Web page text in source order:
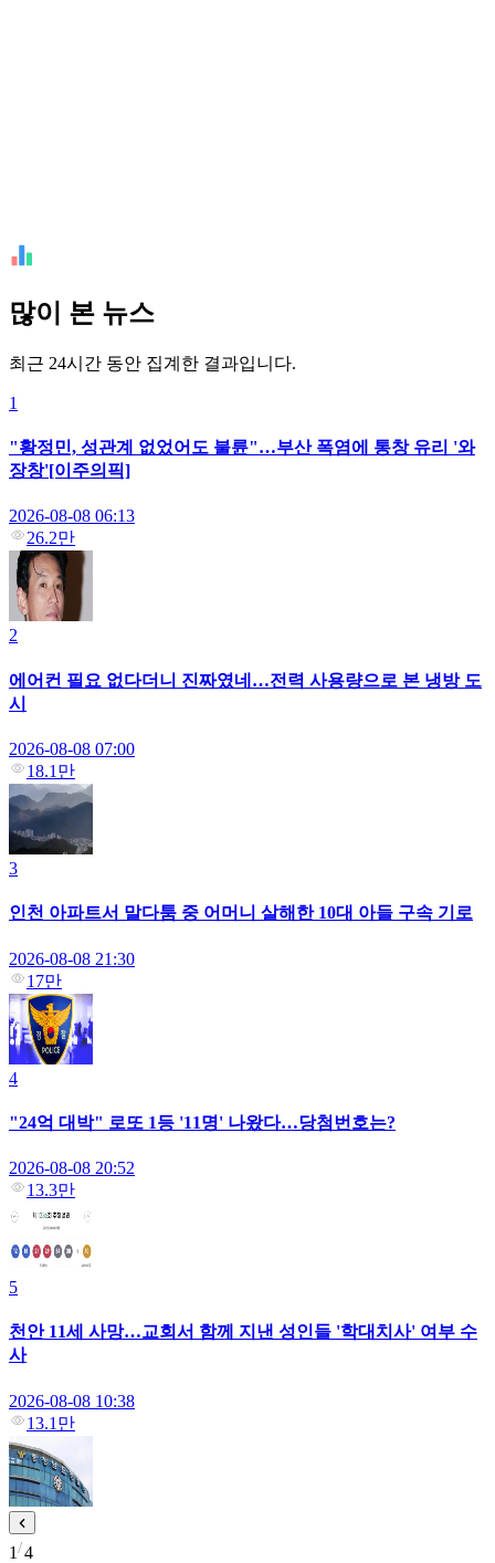
많이 본 뉴스
최근 24시간 동안 집계한 결과입니다.
1
"황정민, 성관계 없었어도 불륜"…부산 폭염에 통창 유리 '와
장창'[이주의픽]
2026-08-08 06:13
26.2만
2
에어컨 필요 없다더니 진짜였네…전력 사용량으로 본 냉방 도
시
2026-08-08 07:00
18.1만
3
인천 아파트서 말다툼 중 어머니 살해한 10대 아들 구속 기로
2026-08-08 21:30
17만
4
"24억 대박" 로또 1등 '11명' 나왔다…당첨번호는?
2026-08-08 20:52
13.3만
5
천안 11세 사망…교회서 함께 지낸 성인들 '학대치사' 여부 수
사
2026-08-08 10:38
13.1만
1 4